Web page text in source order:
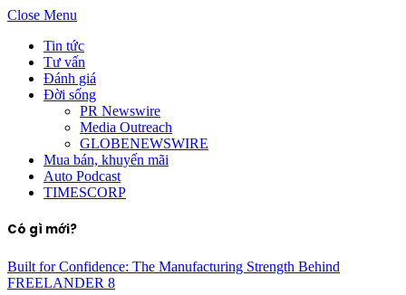
Close Menu
Tin tức
Tư vấn
Đánh giá
Đời sống
PR Newswire
Media Outreach
GLOBENEWSWIRE
Mua bán, khuyến mãi
Auto Podcast
TIMESCORP
Có gì mới?
Built for Confidence: The Manufacturing Strength Behind
FREELANDER 8